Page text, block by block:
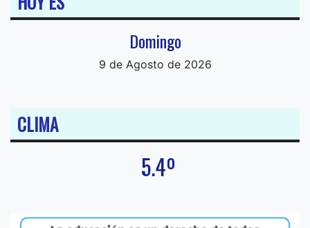
Domingo
9 de Agosto de 2026
CLIMA
5.4º